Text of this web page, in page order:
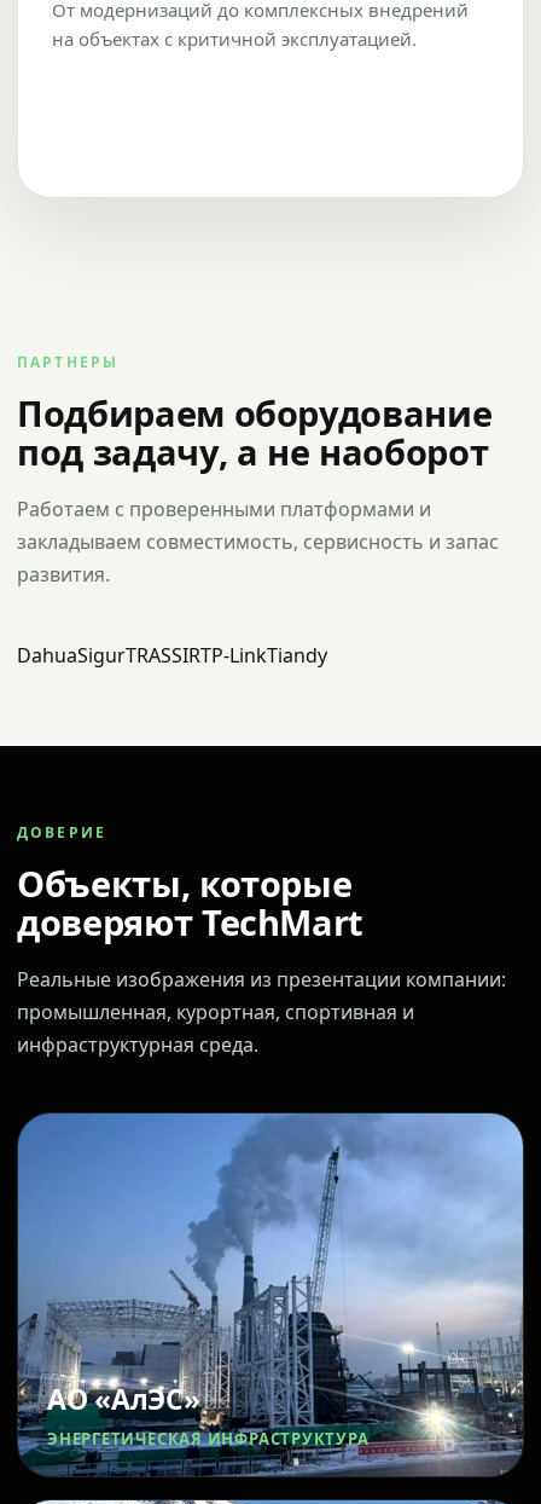
От модернизаций до комплексных внедрений
на объектах с критичной эксплуатацией.
ПАРТНЕРЫ
Подбираем оборудование
под задачу, а не наоборот
Работаем с проверенными платформами и
закладываем совместимость, сервисность и запас
развития.
DahuaSigurTRASSIRTP-LinkTiandy
ДОВЕРИЕ
Объекты, которые
доверяют TechMart
Реальные изображения из презентации компании:
промышленная, курортная, спортивная и
инфраструктурная среда.
АО «АлЭС»
ЭНЕРГЕТИЧЕСКАЯ ИНФРАСТРУКТУРА